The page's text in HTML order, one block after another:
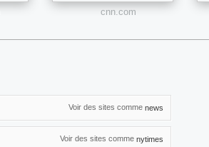
cnn.com
Voir des sites comme news
Voir des sites comme nytimes